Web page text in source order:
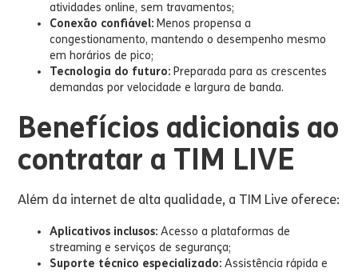
atividades online, sem travamentos;
Conexão confiável: Menos propensa a
congestionamento, mantendo o desempenho mesmo
em horários de pico;
Tecnologia do futuro: Preparada para as crescentes
demandas por velocidade e largura de banda.
Benefícios adicionais ao
contratar a TIM LIVE
Além da internet de alta qualidade, a TIM Live oferece:
Aplicativos inclusos: Acesso a plataformas de
streaming e serviços de segurança;
Suporte técnico especializado: Assistência rápida e